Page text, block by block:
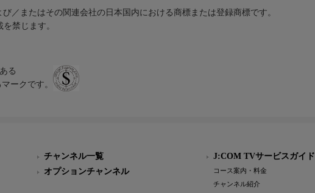
／またはその関連会社の日本国内における商標または登録商標です。
禁じます。
る
ークです。
チャンネル一覧
オプションチャンネル
J:COM TVサービスガイド
コース案内・料金
チャンネル紹介